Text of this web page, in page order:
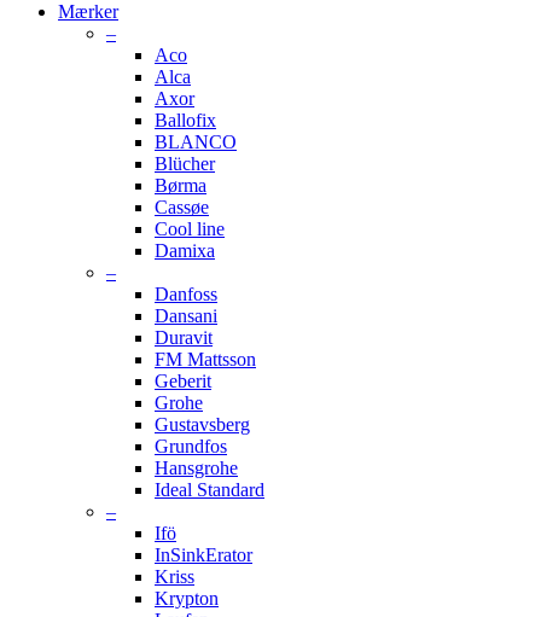
Mærker
–
Aco
Alca
Axor
Ballofix
BLANCO
Blücher
Børma
Cassøe
Cool line
Damixa
–
Danfoss
Dansani
Duravit
FM Mattsson
Geberit
Grohe
Gustavsberg
Grundfos
Hansgrohe
Ideal Standard
–
Ifö
InSinkErator
Kriss
Krypton